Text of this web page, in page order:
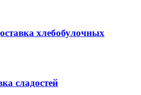
хлебобулочных
сладостей